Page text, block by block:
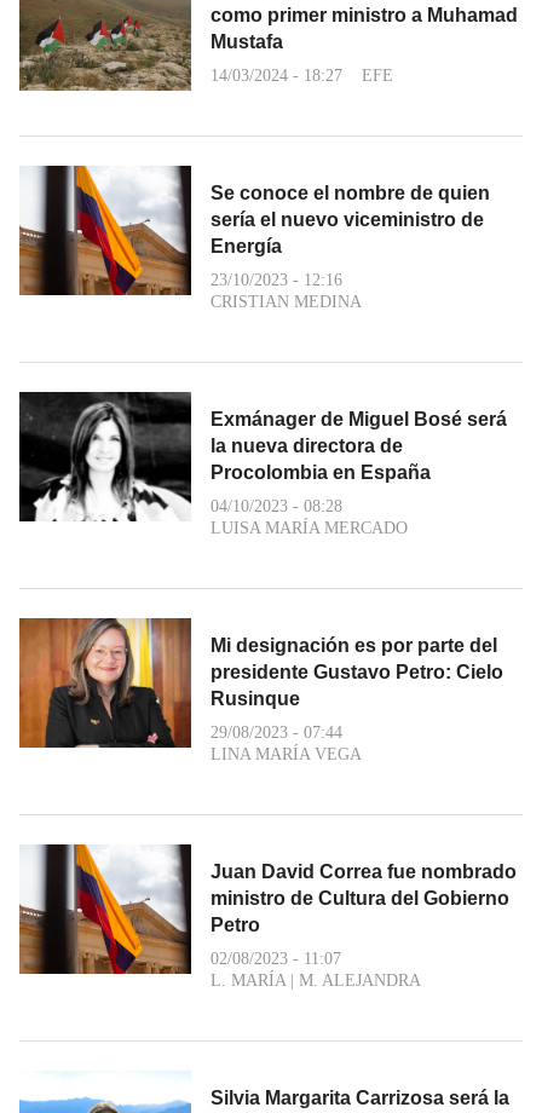
como primer ministro a Muhamad
Mustafa
14/03/2024 - 18:27 EFE
Se conoce el nombre de quien
sería el nuevo viceministro de
Energía
23/10/2023 - 12:16
CRISTIAN MEDINA
Exmánager de Miguel Bosé será
la nueva directora de
Procolombia en España
04/10/2023 - 08:28
LUISA MARÍA MERCADO
Mi designación es por parte del
presidente Gustavo Petro: Cielo
Rusinque
29/08/2023 - 07:44
LINA MARÍA VEGA
Juan David Correa fue nombrado
ministro de Cultura del Gobierno
Petro
02/08/2023 - 11:07
L. MARÍA| M. ALEJANDRA
Silvia Margarita Carrizosa será la